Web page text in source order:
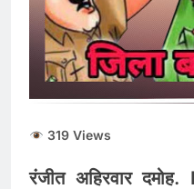
319 Views
रंजीत अहिरवार